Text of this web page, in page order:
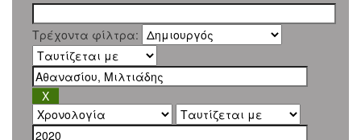
Τρέχοντα φίλτρα: